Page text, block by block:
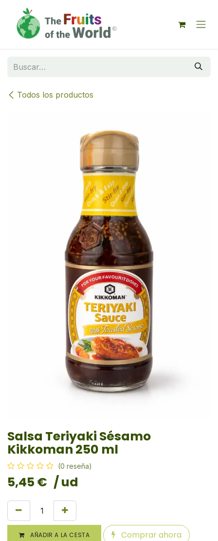
Todos los productos
Salsa Teriyaki Sésamo
Kikkoman 250 ml
(0 reseña)
5,45 € / ud
AÑADIR A LA CESTA Comprar ahora